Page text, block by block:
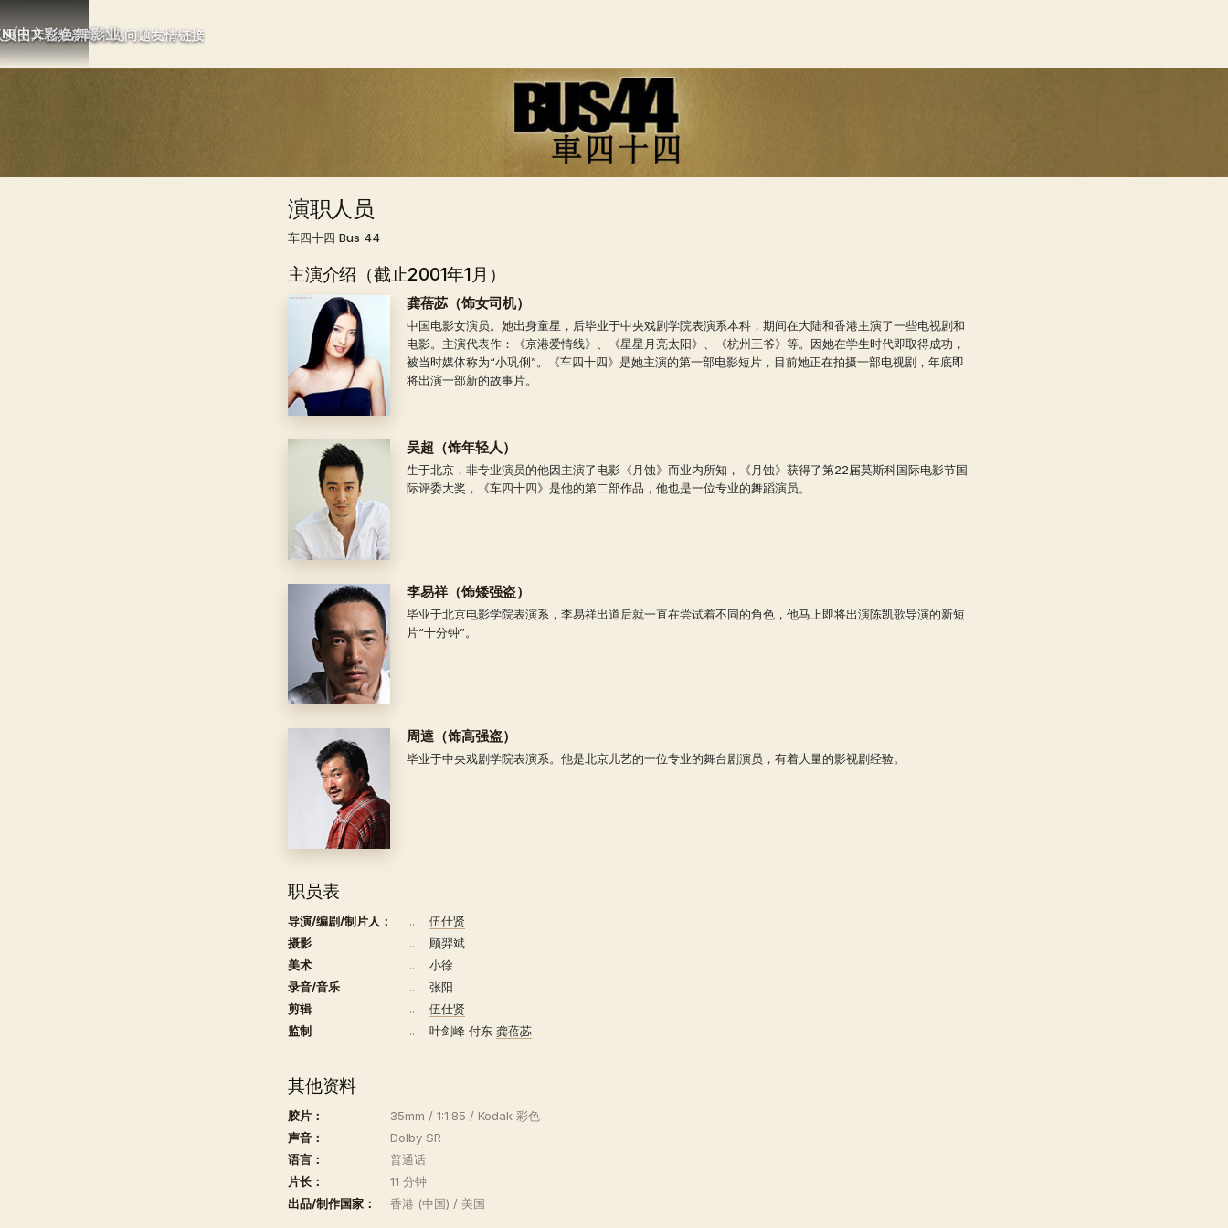
彩色舞影业
员图片视频新闻常见问题友情链接
/中文
演职人员
车四十四 Bus 44
主演介绍（截止2001年1月）
龚蓓苾 （饰女司机）
中国电影女演员。她出身童星，后毕业于中央戏剧学院表演系本科，期间在大陆和香港主演了一些电视剧和
电影。主演代表作：《京港爱情线》、《星星月亮太阳》、《杭州王爷》等。因她在学生时代即取得成功，
被当时媒体称为“小巩俐”。《车四十四》是她主演的第一部电影短片，目前她正在拍摄一部电视剧，年底即
将出演一部新的故事片。
吴超（饰年轻人）
生于北京，非专业演员的他因主演了电影《月蚀》而业内所知，《月蚀》获得了第22届莫斯科国际电影节国
际评委大奖，《车四十四》是他的第二部作品，他也是一位专业的舞蹈演员。
李易祥（饰矮强盗）
毕业于北京电影学院表演系，李易祥出道后就一直在尝试着不同的角色，他马上即将出演陈凯歌导演的新短
片“十分钟”。
周逵（饰高强盗）
毕业于中央戏剧学院表演系。他是北京儿艺的一位专业的舞台剧演员，有着大量的影视剧经验。
职员表
导演/编剧/制片人： ...
伍仕贤
摄影
...
顾羿斌
美术
...
小徐
录音/音乐
...
张阳
剪辑
...
伍仕贤
监制
... 叶剑峰 付东 龚蓓苾
其他资料
胶片：
35mm / 1:1.85 / Kodak 彩色
声音：
Dolby SR
语言：
普通话
片长：
11 分钟
出品/制作国家：
香港 (中国) / 美国